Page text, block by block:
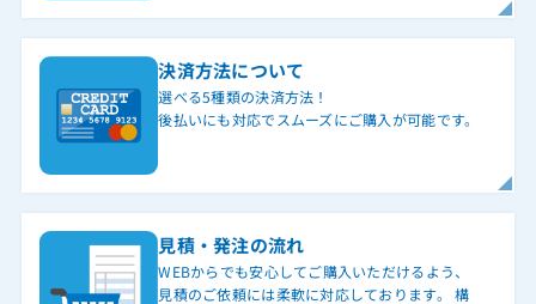
決済方法について
選べる5種類の決済方法！
後払いにも対応でスムーズにご購入が可能です。
見積・発注の流れ
WEBからでも安心してご購入いただけるよう、
見積のご依頼には柔軟に対応しております。 構